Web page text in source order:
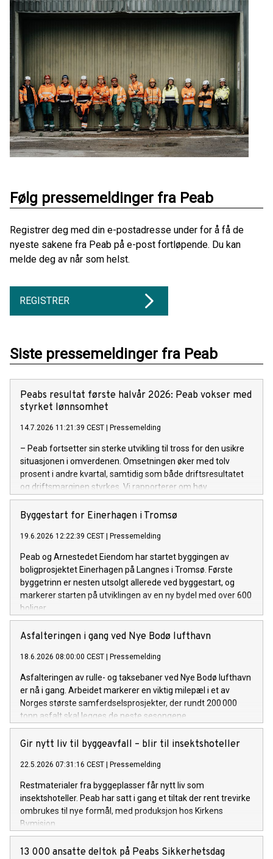
Følg pressemeldinger fra Peab
Registrer deg med din e-postadresse under for å få de
nyeste sakene fra Peab på e-post fortløpende. Du kan
melde deg av når som helst.
REGISTRER
Siste pressemeldinger fra Peab
Peabs resultat første halvår 2026: Peab vokser med
styrket lønnsomhet
14.7.2026 11:21:39 CEST Pressemelding
– Peab fortsetter sin sterke utvikling til tross for den usikre
situasjonen i omverdenen. Omsetningen øker med tolv
prosent i andre kvartal, samtidig som både driftsresultatet
og driftsmarginen styrkes. Vi rapporterer om høy
ordreinngang i kvartalet, og ordrereserven ligger fortsatt på
et rekordnivå, sier Jesper Göransson, konsernsjef i Peab.
Byggestart for Einerhagen i Tromsø
19.6.2026 12:22:39 CEST Pressemelding
Peab og Arnestedet Eiendom har startet byggingen av
boligprosjektet Einerhagen på Langnes i Tromsø. Første
byggetrinn er nesten utsolgt allerede ved byggestart, og
markerer starten på utviklingen av en ny bydel med over 600
boliger.
Asfalteringen i gang ved Nye Bodø lufthavn
18.6.2026 08:00:00 CEST Pressemelding
Asfalteringen av rulle- og taksebaner ved Nye Bodø lufthavn
er nå i gang. Arbeidet markerer en viktig milepæl i et av
Norges største samferdselsprosjekter, der rundt 200 000
tonn asfalt skal legges de neste sesongene.
Gir nytt liv til byggeavfall – blir til insektshoteller
22.5.2026 07:31:16 CEST Pressemelding
Restmaterialer fra byggeplasser får nytt liv som
insektshoteller. Peab har satt i gang et tiltak der rent trevirke
ombrukes til nye formål, med produksjon hos Kirkens
Bymisjon.
13 000 ansatte deltok på Peabs Sikkerhetsdag